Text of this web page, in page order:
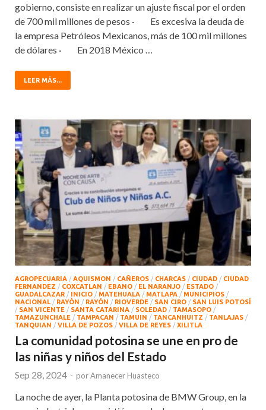
gobierno, consiste en realizar un ajuste fiscal por el orden
de 700 mil millones de pesos · Es excesiva la deuda de
la empresa Petróleos Mexicanos, más de 100 mil millones
de dólares · En 2018 México …
LEER MÁS...
AGROPECUARIA / AQUISMON / CAÑEROS / CHARCAS / CIUDAD / CIUDAD
FERNANDEZ / COXCATLAN / EBANO / EL NARANJO / ESTADO /
GUADALCAZAR / INICIO / MATEHUALA / MATLAPA / MUNICIPIOS /
NACIONAL / RAYÒN / RAYÓN / RIOVERDE / SAN CIRO / SAN LUIS POTOSÍ
/ SAN VICENTE / SANTA CATARINA / SOLEDAD / TAMASOPO /
TAMAZUNCHALE / TAMPACAN / TAMUIN / TANCANHUITZ / TANLAJAS /
TANQUIAN / VILLA DE POZOS / VILLA DE REYES / XILITLA
La comunidad potosina se une en pro de
las niñas y niños del Estado
Sep 28, 2024 - porAmanecer Huasteco
La noche de ayer, la Planta potosina de BMW Group, en la